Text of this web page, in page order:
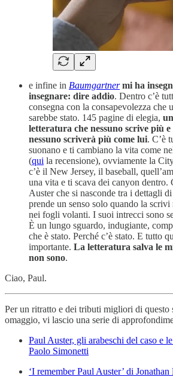
e infine in Baumgartner mi ha
insegnare: dire addio. Dentro c’è
consegna con la consapevolezza che
sarebbe stato. 145 pagine di elegia,
letteratura che nessuno scrive più
nessuno scriverà più come lui. C’è
suonano e ti cambiano la vita come
(qui la recensione), ovviamente la
c’è il New Jersey, il baseball,
una vita e ti scava dei canyon dentro.
Auster che si nasconde tra i dettagli
prende un senso solo quando la
nei fogli volanti. I suoi intrecci sono
È un lungo sguardo, indugiante,
che è stato. Perché c’è stato. E tutto
importante. La letteratura salva le
non sono.
Ciao, Paul.
Per un ritratto e dei tributi migliori di questo
omaggio, vi lascio una serie di
Paul Auster, gli arabeschi del caso e
Paolo Simonetti
‘I remember Paul Auster’ di Jonathan